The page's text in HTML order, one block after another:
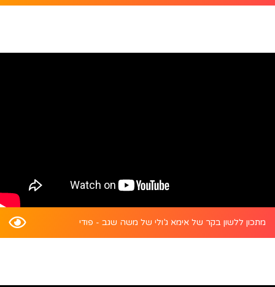
מתכון ללשון בקר של אימא ג’ולי של משה שגב - פודי